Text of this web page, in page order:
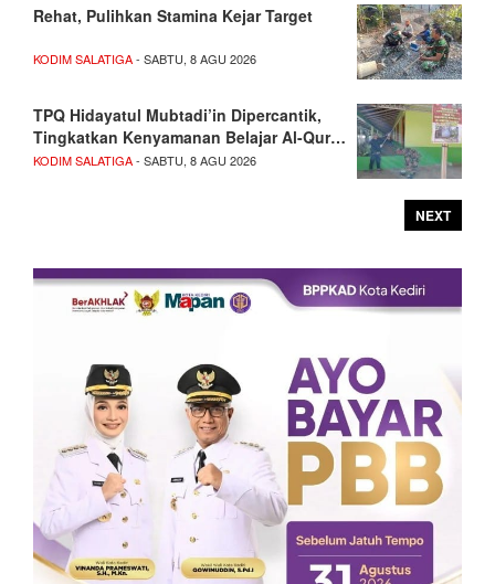
Rehat, Pulihkan Stamina Kejar Target
KODIM SALATIGA- SABTU, 8 AGU 2026
TPQ Hidayatul Mubtadi’in Dipercantik,
Tingkatkan Kenyamanan Belajar Al-Qur…
KODIM SALATIGA- SABTU, 8 AGU 2026
NEXT